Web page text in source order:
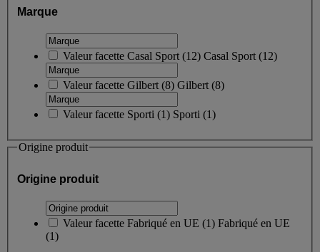
Marque
Valeur facette Casal Sport (12) Casal Sport (12)
Valeur facette Gilbert (8) Gilbert (8)
Valeur facette Sporti (1) Sporti (1)
Origine produit
Origine produit
Valeur facette Fabriqué en UE (1) Fabriqué en UE
(1)